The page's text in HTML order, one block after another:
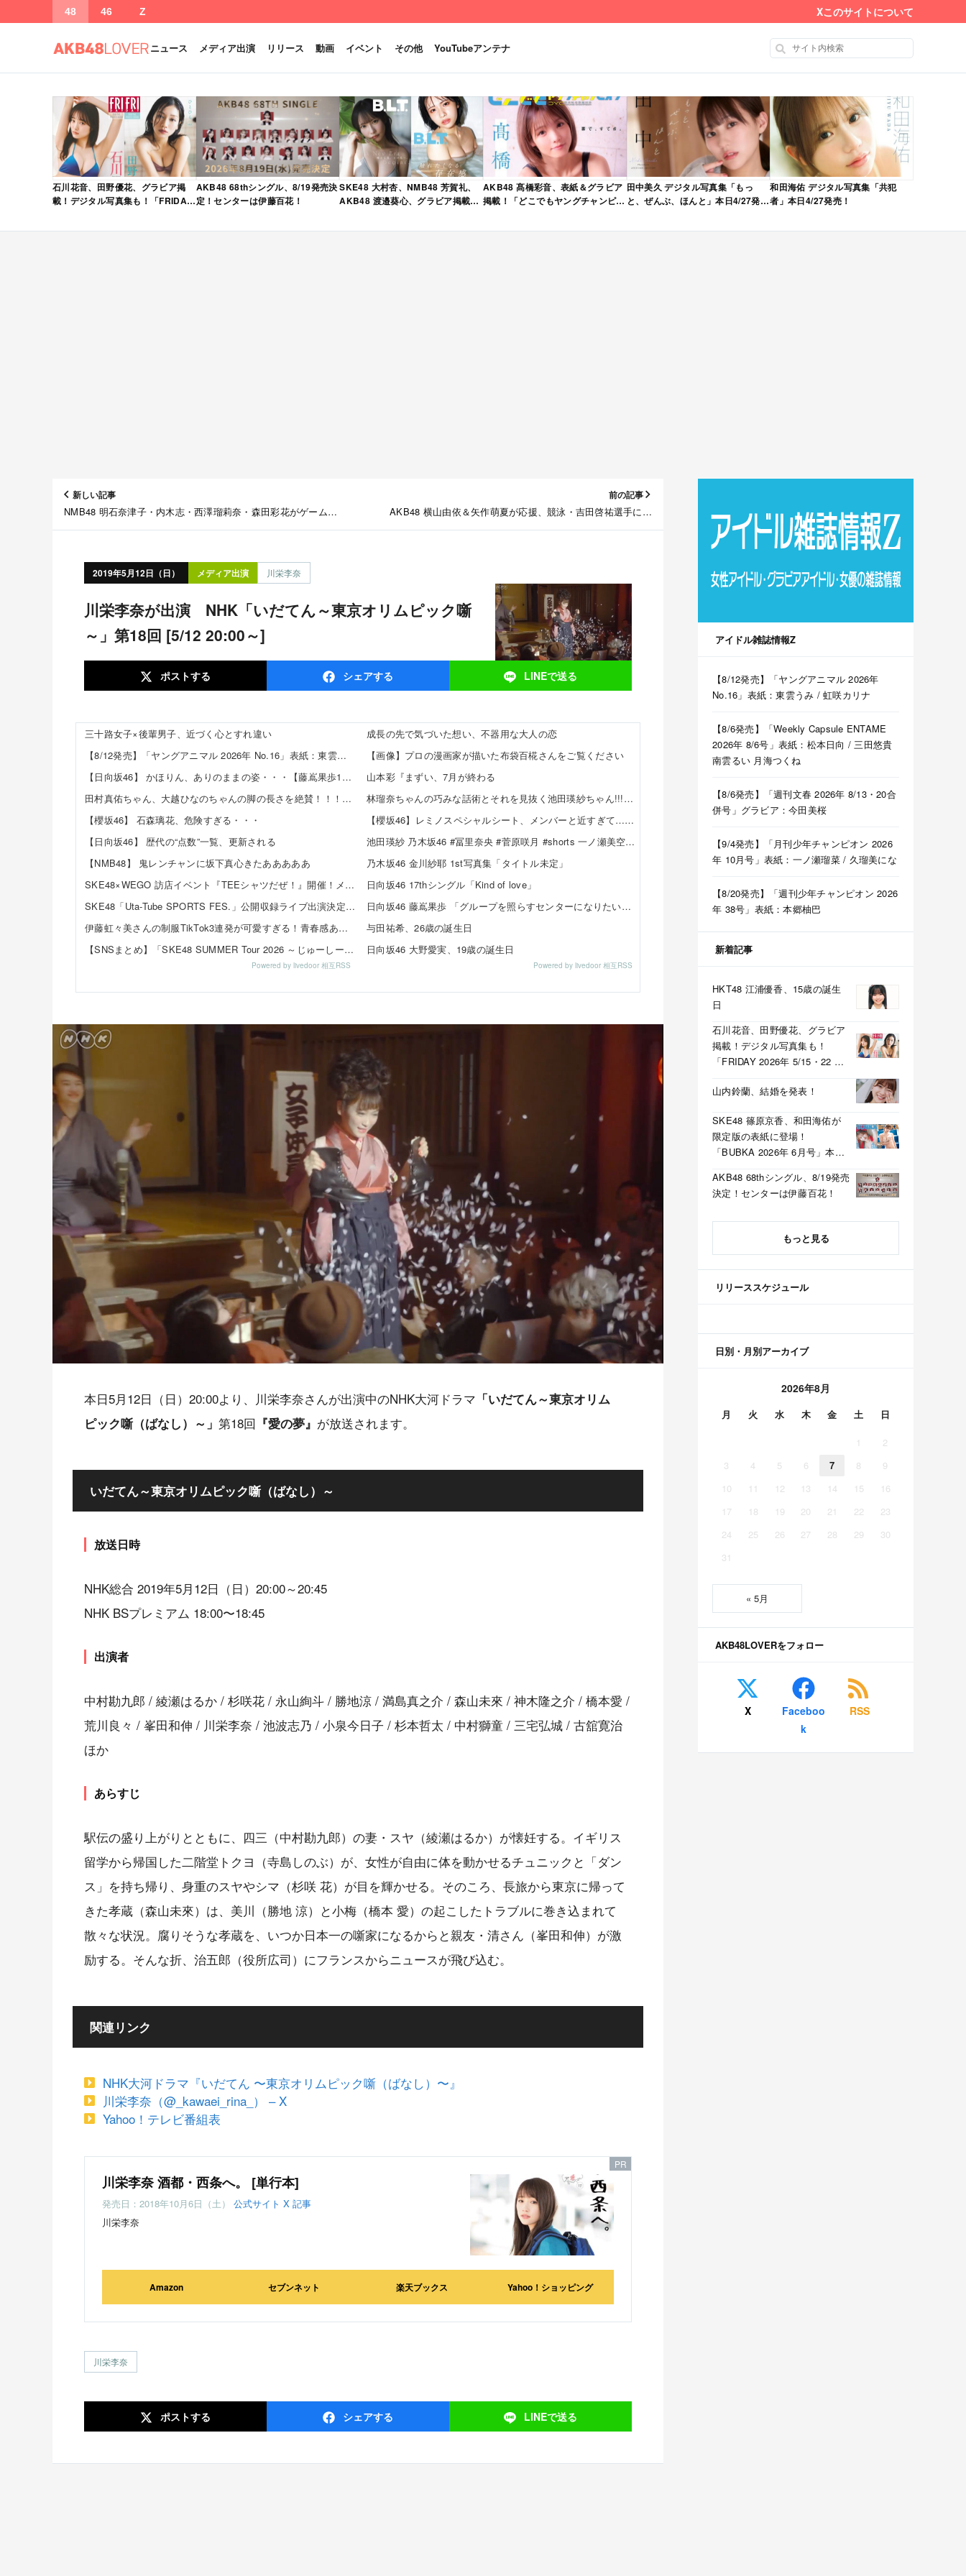
48 46 Z Xこのサイトについて
ニュース メディア出演 リリース 動画 イベント その他 YouTubeアンテナ
石川花音、田野優花、グラビア掲
載！デジタル写真集も！「FRIDAY
発売！
AKB48 68thシングル、8/19発売決
定！センターは伊藤百花！
SKE48 大村杏、NMB48 芳賀礼、
AKB48 渡邉葵心、グラビア掲載！
月号」本日4/28発売！
AKB48 髙橋彩音、表紙＆グラビア
掲載！「どこでもヤングチャンピオ
田中美久 デジタル写真集「もっ
と、ぜんぶ、ほんと」本日4/27発
和田海佑 デジタル写真集「共犯
者」本日4/27発売！
新しい記事
NMB48 明石奈津子・内木志・西澤瑠莉奈・森田彩花がゲーム実
前の記事
AKB48 横山由依＆矢作萌夏が応援、競泳・吉田啓祐選手に密
2019年5月12日（日） メディア出演 川栄李奈
川栄李奈が出演 NHK「いだてん～東京オリムピック噺
～」第18回 [5/12 20:00～]
ポストする シェアする LINEで送る
三十路女子×後輩男子、近づく心とすれ違い
【8/12発売】「ヤングアニマル 2026年 No.16」表紙：東雲うみ / 虹咲カリナ
【日向坂46】 かほりん、ありのままの姿・・・【藤嶌果歩1st写真集】
田村真佑ちゃん、大越ひなのちゃんの脚の長さを絶賛！！！【乃木坂46】
【櫻坂46】 石森璃花、危険すぎる・・・
【日向坂46】 歴代の“点数”一覧、更新される
【NMB48】 鬼レンチャンに坂下真心きたあああああ
SKE48×WEGO 訪店イベント『TEEシャツだぜ！』開催！メンバーが大須店でコーディネート【SNSまとめ】
SKE48「Uta-Tube SPORTS FES.」公開収録ライブ出演決定！
伊藤虹々美さんの制服TikTok3連発が可愛すぎる！青春感あふれるダンス動画に注目✨
【SNSまとめ】「SKE48 SUMMER Tour 2026 ～じゅーしーすぷらっしゅ だぜ！～」東京公演 ベリー組 ...
Powered by livedoor 相互RSS
成長の先で気づいた想い、不器用な大人の恋
【画像】プロの漫画家が描いた布袋百椛さんをご覧ください
山本彩『まずい、7月が終わる
林瑠奈ちゃんの巧みな話術とそれを見抜く池田瑛紗ちゃん!!!【乃木坂46】
【櫻坂46】レミノスペシャルシート、メンバーと近すぎて…【全国ツアー2026】
池田瑛紗 乃木坂46 #冨里奈央 #菅原咲月 #shorts 一ノ瀬美空 五百城茉央 瀬戸口心月 奥の反応まとめ
乃木坂46 金川紗耶 1st写真集「タイトル未定」
日向坂46 17thシングル「Kind of love」
日向坂46 藤嶌果歩 「グループを照らすセンターになりたい」何倍もキラキラしたかほりんが降臨【坂道の火曜日】
与田祐希、26歳の誕生日
日向坂46 大野愛実、19歳の誕生日
Powered by livedoor 相互RSS
本日5月12日（日）20:00より、川栄李奈さんが出演中のNHK大河ドラマ 「いだてん～東京オリム
ピック噺（ばなし）～」 第18回 『愛の夢』 が放送されます。
いだてん～東京オリムピック噺（ばなし）～
放送日時
NHK総合 2019年5月12日（日）20:00～20:45
NHK BSプレミアム 18:00〜18:45
出演者
中村勘九郎 / 綾瀬はるか / 杉咲花 / 永山絢斗 / 勝地涼 / 満島真之介 / 森山未來 / 神木隆之介 / 橋本愛 /
荒川良々 / 峯田和伸 / 川栄李奈 / 池波志乃 / 小泉今日子 / 杉本哲太 / 中村獅童 / 三宅弘城 / 古舘寛治
ほか
あらすじ
駅伝の盛り上がりとともに、四三（中村勘九郎）の妻・スヤ（綾瀬はるか）が懐妊する。イギリス
留学から帰国した二階堂トクヨ（寺島しのぶ）が、女性が自由に体を動かせるチュニックと「ダン
ス」を持ち帰り、身重のスヤやシマ（杉咲 花）が目を輝かせる。そのころ、長旅から東京に帰って
きた孝蔵（森山未來）は、美川（勝地 涼）と小梅（橋本 愛）の起こしたトラブルに巻き込まれて
散々な状況。腐りそうな孝蔵を、いつか日本一の噺家になるからと親友・清さん（峯田和伸）が激
励する。そんな折、治五郎（役所広司）にフランスからニュースが飛び込む。
関連リンク
NHK大河ドラマ『いだてん 〜東京オリムピック噺（ばなし）〜』
川栄李奈（@_kawaei_rina_） – X
Yahoo！テレビ番組表
川栄李奈 酒都・西条へ。 [単行本]
発売日：2018年10月6日（土） 公式サイト X 記事
川栄李奈
Amazon セブンネット 楽天ブックス Yahoo！ショッピング
川栄李奈
ポストする シェアする LINEで送る
アイドル雑誌情報Z
【8/12発売】「ヤングアニマル 2026年
No.16」表紙：東雲うみ / 虹咲カリナ
【8/6発売】「Weekly Capsule ENTAME
2026年 8/6号」表紙：松本日向 / 三田悠貴
南雲るい 月海つくね
【8/6発売】「週刊文春 2026年 8/13・20合
併号」グラビア：今田美桜
【9/4発売】「月刊少年チャンピオン 2026
年 10月号」表紙：一ノ瀬瑠菜 / 久瑠美にな
【8/20発売】「週刊少年チャンピオン 2026
年 38号」表紙：本郷柚巴
新着記事
HKT48 江浦優香、15歳の誕生
日
石川花音、田野優花、グラビア
掲載！デジタル写真集も！
「FRIDAY 2026年 5/15・22 合
山内鈴蘭、結婚を発表！
SKE48 篠原京香、和田海佑が
限定版の表紙に登場！
「BUBKA 2026年 6月号」本日
AKB48 68thシングル、8/19発売
決定！センターは伊藤百花！
もっと見る
リリーススケジュール
日別・月別アーカイブ
2026年8月
月 火 水 木 金 土 日
1
2
3
4 5 6 7 8
9
10
11 12 13 14 15
16
17
18 19 20 21 22
23
24
25 26 27 28 29
30
31
« 5月
AKB48LOVERをフォロー
X
Faceboo
k
RSS